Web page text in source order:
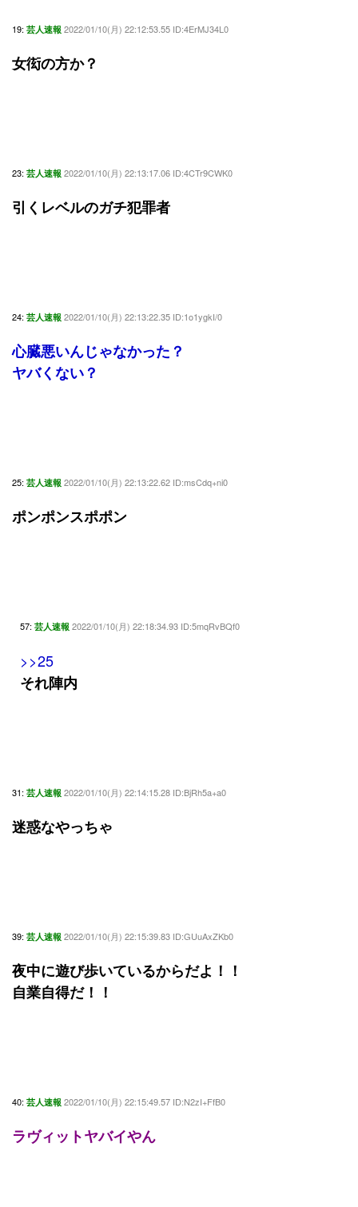
19: 芸人速報 2022/01/10(月) 22:12:53.55 ID:4ErMJ34L0
女衒の方か？
23: 芸人速報 2022/01/10(月) 22:13:17.06 ID:4CTr9CWK0
引くレベルのガチ犯罪者
24: 芸人速報 2022/01/10(月) 22:13:22.35 ID:1o1ygkI/0
心臓悪いんじゃなかった？
ヤバくない？
25: 芸人速報 2022/01/10(月) 22:13:22.62 ID:msCdq+ni0
ポンポンスポポン
57: 芸人速報 2022/01/10(月) 22:18:34.93 ID:5mqRvBQf0
>>25
それ陣内
31: 芸人速報 2022/01/10(月) 22:14:15.28 ID:BjRh5a+a0
迷惑なやっちゃ
39: 芸人速報 2022/01/10(月) 22:15:39.83 ID:GUuAxZKb0
夜中に遊び歩いているからだよ！！
自業自得だ！！
40: 芸人速報 2022/01/10(月) 22:15:49.57 ID:N2zI+FfB0
ラヴィットヤバイやん